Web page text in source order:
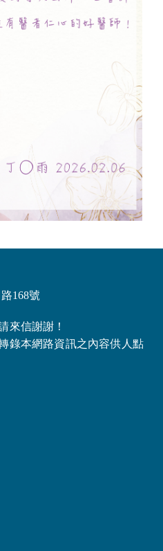
168號
來信謝謝！
錄本網路資訊之內容供人點